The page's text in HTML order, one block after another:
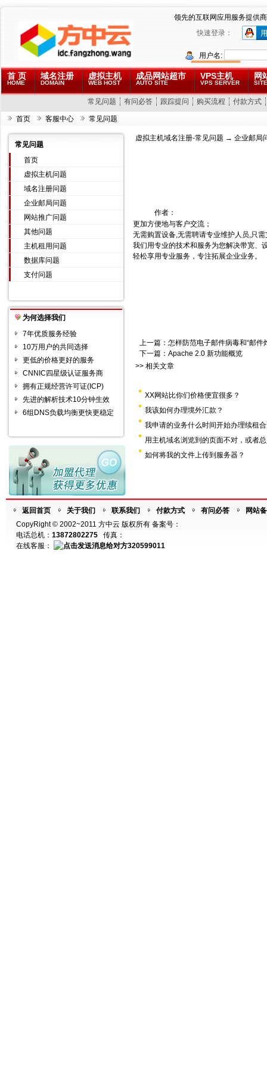
领先的互联网应用服务提供商
快速登录：
用户名:
首 页
HOME
域名注册
DOMAIN
虚拟主机
WEB HOST
成品网站超市
AUTO SITE
VPS主机
VPS SERVER
网
常见问题 有问必答 跟踪提问 购买流程 付款方式
首页 客服中心 常见问题
常见问题
首页
虚拟主机问题
域名注册问题
企业邮局问题
网站推广问题
其他问题
主机租用问题
数据库问题
支付问题
为何选择我们
7年优质服务经验
10万用户的共同选择
更低的价格更好的服务
CNNIC四星级认证服务商
拥有正规经营许可证(ICP)
先进的解析技术10分钟生效
6组DNS负载均衡更快更稳定
虚拟主机域名注册-常见问题 → 企业邮局
作者：
更加方便地与客户交流；
无需购置设备,无需聘请专业维护人员,只
我们用专业的技术和服务为您解决带宽、
轻松享用专业服务，专注拓展企业业务。
上一篇： 怎样防范电子邮件病毒和“邮件
下一篇： Apache 2.0 新功能概览
>> 相关文章
XX网站比你们价格便宜很多？
我该如何办理境外汇款？
我申请的业务什么时间开始办理续租
用主机域名浏览到的页面不对，或者
如何将我的文件上传到服务器？
返回首页 关于我们 联系我们 付款方式 有问必答
网站
CopyRight © 2002~2011 方中云 版权所有 备案号：
电话总机： 13872802275 传真：
在线客服：
320599011